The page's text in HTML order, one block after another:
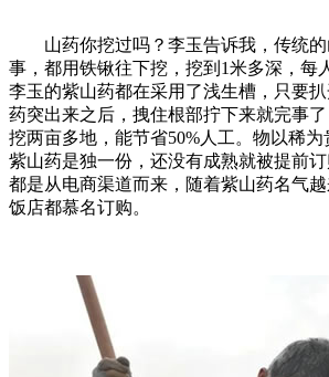
山药你挖过吗？李玉告诉我，传统的
事，都用铁锹往下挖，挖到1米多深，每
李玉的紫山药都在采用了浅生槽，只要
药突出来之后，拽住根部拧下来就完事
挖两亩多地，能节省50%人工。物以稀
紫山药是独一份，还没有成熟就被提前
都是从电商渠道而来，随着紫山药名气越
饭店都慕名订购。